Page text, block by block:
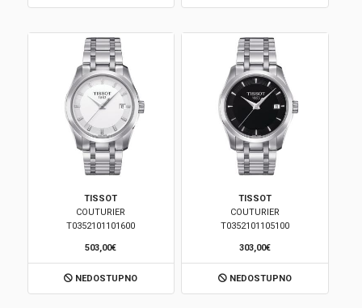
TISSOT
COUTURIER
T0352101101600
503,00€
NEDOSTUPNO
TISSOT
COUTURIER
T0352101105100
303,00€
NEDOSTUPNO